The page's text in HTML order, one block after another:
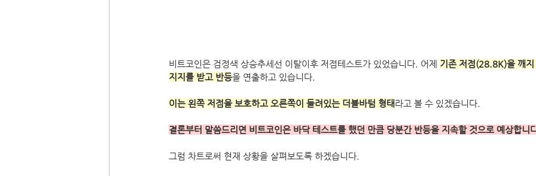
비트코인은 검정색 상승추세선 이탈이후 저점테스트가 있었습니다. 어제 기존 저점(28.8K)을 깨
지지를 받고 반등을 연출하고 있습니다.
이는 왼쪽 저점을 보호하고 오른쪽이 들려있는 더블바텀 형태라고 볼 수 있겠습니다.
결론부터 말씀드리면 비트코인은 바닥 테스트를 했던 만큼 당분간 반등을 지속할 것으로 예상합니
그럼 차트로써 현재 상황을 살펴보도록 하겠습니다.